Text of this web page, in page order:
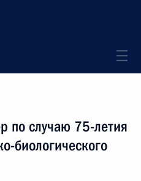
по случаю 75-летия
биологического